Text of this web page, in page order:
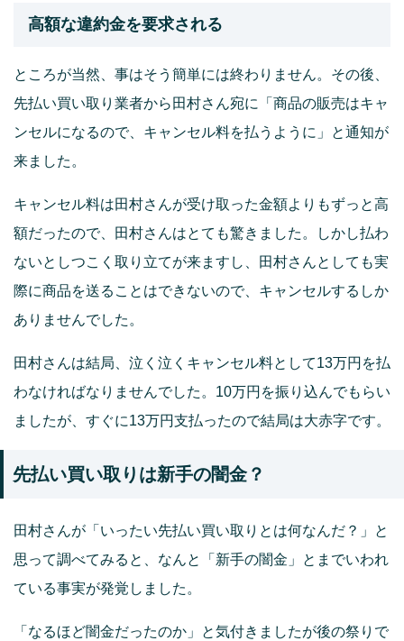
高額な違約金を要求される
ところが当然、事はそう簡単には終わりません。その後、
先払い買い取り業者から田村さん宛に「商品の販売はキャ
ンセルになるので、キャンセル料を払うように」と通知が
来ました。
キャンセル料は田村さんが受け取った金額よりもずっと高
額だったので、田村さんはとても驚きました。しかし払わ
ないとしつこく取り立てが来ますし、田村さんとしても実
際に商品を送ることはできないので、キャンセルするしか
ありませんでした。
田村さんは結局、泣く泣くキャンセル料として13万円を払
わなければなりませんでした。10万円を振り込んでもらい
ましたが、すぐに13万円支払ったので結局は大赤字です。
先払い買い取りは新手の闇金？
田村さんが「いったい先払い買い取りとは何なんだ？」と
思って調べてみると、なんと「新手の闇金」とまでいわれ
ている事実が発覚しました。
「なるほど闇金だったのか」と気付きましたが後の祭りで